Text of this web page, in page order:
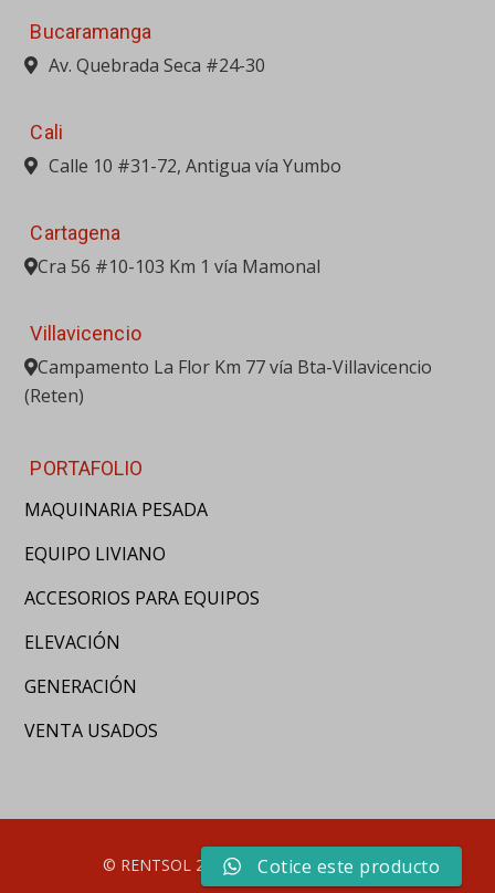
Bucaramanga
Av. Quebrada Seca #24-30
Cali
Calle 10 #31-72, Antigua vía Yumbo
Cartagena
Cra 56 #10-103 Km 1 vía Mamonal
Villavicencio
Campamento La Flor Km 77 vía Bta-Villavicencio
(Reten)
PORTAFOLIO
MAQUINARIA PESADA
EQUIPO LIVIANO
ACCESORIOS PARA EQUIPOS
ELEVACIÓN
GENERACIÓN
VENTA USADOS
© RENTSOL 2020. Derechos reservados
Cotice este producto